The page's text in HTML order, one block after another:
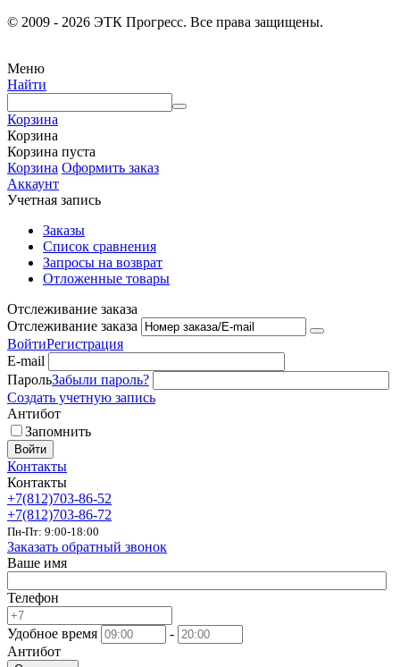
© 2009 - 2026 ЭТК Прогресс. Все права защищены.
Меню
Найти
Корзина
Корзина
Корзина пуста
Корзина Оформить заказ
Аккаунт
Учетная запись
Заказы
Список сравнения
Запросы на возврат
Отложенные товары
Отслеживание заказа
Отслеживание заказа
ВойтиРегистрация
E-mail
ПарольЗабыли пароль?
Создать учетную запись
Антибот
Запомнить
Войти
Контакты
Контакты
+7(812)703-86-52
+7(812)703-86-72
Пн-Пт: 9:00-18:00
Заказать обратный звонок
Ваше имя
Телефон
Удобное время
-
Антибот